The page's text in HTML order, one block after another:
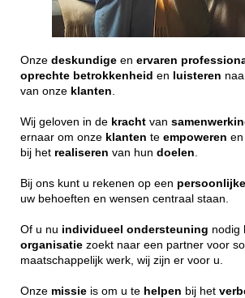
Onze deskundige en ervaren
oprechte betrokkenheid en luisteren
van onze klanten
Wij geloven in de kracht van
ernaar om onze klanten te empoweren
bij het realiseren van hun doelen
Bij ons kunt u rekenen op een persoonlijke
uw behoeften en wensen centraal staan.
Of u nu individueel ondersteuning nodig
organisatie zoekt naar een partner voor
maatschappelijk werk, wij zijn er voor u.
Onze missie is om u te helpen bij het